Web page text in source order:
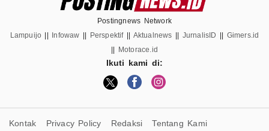
Postingnews Network
Lampuijo
Infowaw Perspektif|| Aktualnews JurnalisID
Gimers.id
Motorace.id
Ikuti kami di:
Kontak Privacy Policy Redaksi Tentang Kami